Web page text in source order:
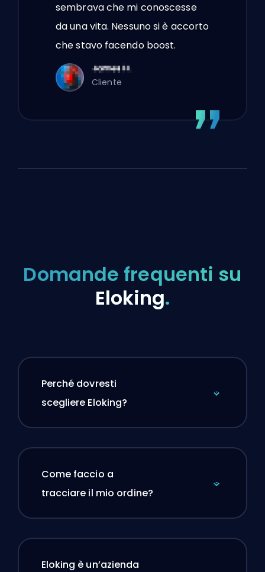
sembrava che mi conoscesse
da una vita. Nessuno si è accorto
che stavo facendo boost.
Cliente
Domande frequenti su
Eloking.
Perché dovresti
scegliere Eloking?
Come faccio a
tracciare il mio ordine?
Eloking è un’azienda